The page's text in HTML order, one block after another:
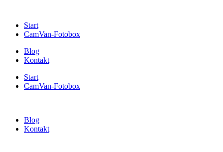
Start
CamVan-Fotobox
Blog
Kontakt
Start
CamVan-Fotobox
Blog
Kontakt